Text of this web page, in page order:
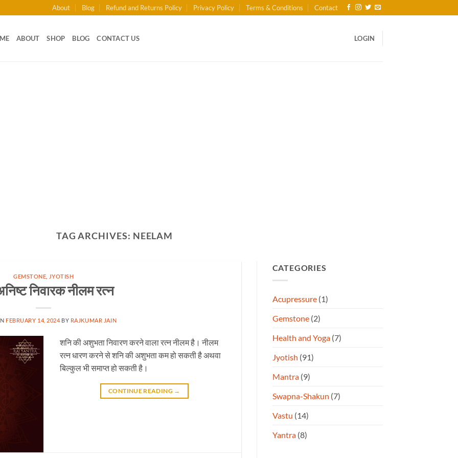
About Blog Refund and Returns Policy Privacy Policy Terms & Conditions Contact
ABOUT SHOP BLOG CONTACT US LOGIN
TAG ARCHIVES: NEELAM
GEMSTONE JYOTISH
निवारक नीलम रत्न
FEBRUARY 14, 2024 BY RAJKUMAR JAIN
शनि की अशुभता निवारण करने वाला रत्न नीलम है। नीलम
रत्न धारण करने से शनि की अशुभता कम हो सकती है अथवा
बिल्कुल भी समाप्त हो सकती है।
CONTINUE READING →
CATEGORIES
Acupressure(1)
Gemstone(2)
Health and Yoga(7)
Jyotish (91)
Mantra(9)
Swapna-Shakun (7)
Vastu (14)
Yantra(8)